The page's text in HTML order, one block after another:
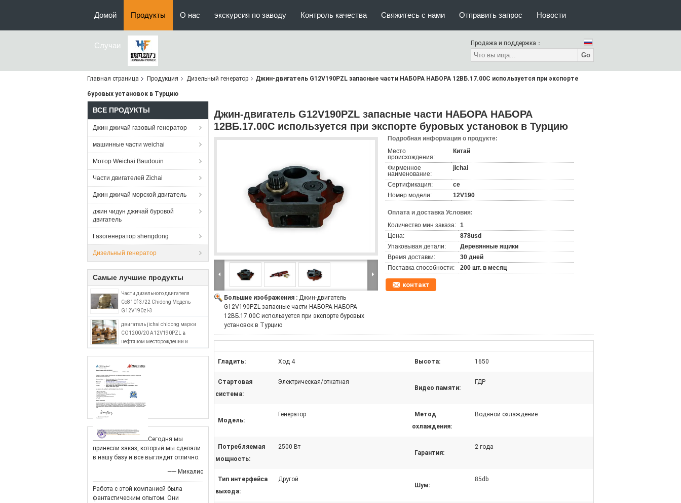
Домой Продукты О нас экскурсия по заводу Контроль качества Свяжитесь с нами Отправить запрос Новости
Случаи Продажа и поддержка：
Go
Главная страница Продукция Дизельный генератор Джин-двигатель G12V190PZL запасные части НАБОРА НАБОРА 12ВБ.17.00C используется при экспорте
буровых установок в Турцию
ВСЕ ПРОДУКТЫ
Джин джичай газовый генератор
машинные части weichai
Мотор Weichai Baudouin
Части двигателей Zichai
Джин джичай морской двигатель
джин чидун джичай буровой
двигатель
Газогенератор shengdong
Дизельный генератор
Самые лучшие продукты
Части дизельного двигателя
Co810f-3/22 Chidong Модель
G12V190zl-3
двигатель jichai chidong марки
CO1200/20 A12V190PZL в
нефтяном месторождении и
нефтедобыче
Сегодня мы
принесли заказ, который мы сделали
в нашу базу и все выглядит отлично.
—— Микалис
Работа с этой компанией была
фантастическим опытом. Они
Джин-двигатель G12V190PZL запасные части НАБОРА НАБОРА
12ВБ.17.00C используется при экспорте буровых установок в Турцию
Большие изображения : Джин-двигатель
G12V190PZL запасные части НАБОРА НАБОРА
12ВБ.17.00C используется при экспорте буровых
установок в Турцию
Подробная информация о продукте:
Место
происхождения:
Китай
Фирменное
наименование:
jichai
Сертификация:
ce
Номер модели:
12V190
Оплата и доставка Условия:
Количество мин заказа: 1
Цена:
878usd
Упаковывая детали:
Деревянные ящики
Время доставки:
30 дней
Поставка способности:
200 шт. в месяц
контакт
Гладить: Ход 4 Высота: 1650
Стартовая
система:
Электрическая/откатная
Видео памяти:
ГДР
Модель:
Генератор
Метод
охлаждения:
Водяной охлаждение
Потребляемая
мощность:
2500 Вт
Гарантия:
2 года
Тип интерфейса
выхода:
Другой
Шум:
85db